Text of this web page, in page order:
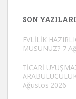
SON
EVLİLİK
MUSUNUZ? 7
TİCARİ
Ağustos 2026